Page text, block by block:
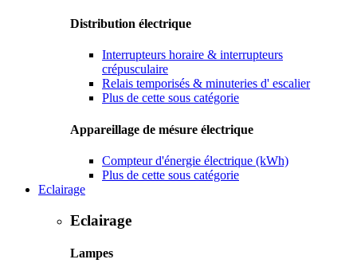
Distribution électrique
Interrupteurs horaire & interrupteurs
crépusculaire
Relais temporisés & minuteries d' escalier
Plus de cette sous catégorie
Appareillage de mésure électrique
Compteur d'énergie électrique (kWh)
Plus de cette sous catégorie
Eclairage
Eclairage
Lampes